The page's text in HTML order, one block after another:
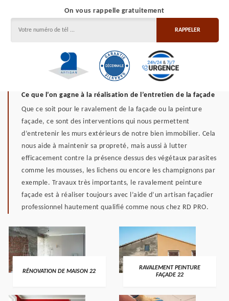
On vous rappelle gratuitement
Ce que l’on gagne à la réalisation de l’entretien de la façade
Que ce soit pour le ravalement de la façade ou la peinture
façade, ce sont des interventions qui nous permettent
d’entretenir les murs extérieurs de notre bien immobilier. Cela
nous aide à maintenir sa propreté, mais aussi à lutter
efficacement contre la présence dessus des végétaux parasites
comme les mousses, les lichens ou encore les champignons par
exemple. Travaux très importants, le ravalement peinture
façade est à réaliser toujours avec l’aide d’un artisan façadier
professionnel hautement qualifié comme nous chez RD PRO.
RÉNOVATION DE MAISON 22
RAVALEMENT PEINTURE
FAÇADE 22